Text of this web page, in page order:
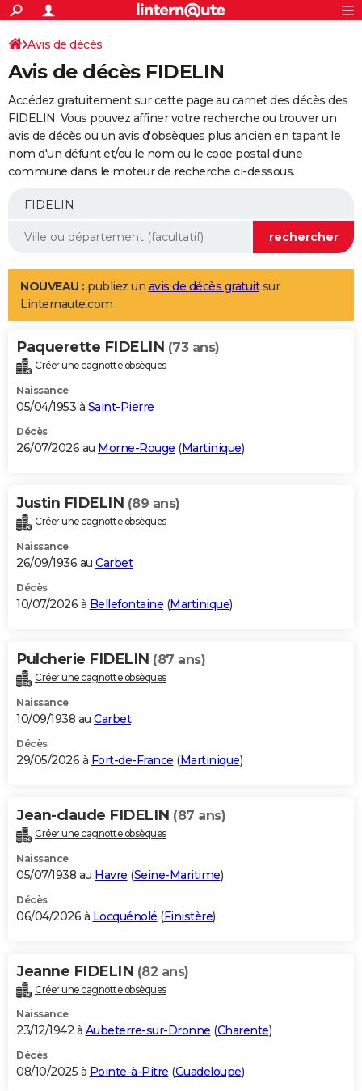
ACTUALITÉS
Politique
Société
Faits Divers
Education
Monde
Villes
+
SPORT
Coupe du monde 2026
Football
Tennis
Cyclisme
Rugby
Forum
Programme TV
TNT
Streaming
Cinéma
Sorties cinéma
Musique
+
FINANCE
Retraite
Epargne
Immobilier
Risques naturels par ville
Banque
Assurance
AUTO
Essais
Réserver un essai
Citadines
Berlines
SUV
Forum auto
+
Mobiles
Meilleur smartphone
Internet
Ordinateurs
Jeux vidéo
Guide high-tech
Aménagement intérieur
LIFESTYLE
Art de vivre
Bien-être
Loisirs
Mode
Modes de vie
Alimentation
Guide de la santé
Maladies
Médicaments
Sommeil
VOYAGE
Destinations
City break
Voyage nature
Voyage de noces
Forum
Climat
+PHOTO
GUIDES D'ACHAT
BONS PLANS
Carte de Noël
Carte Bonne année
Carte Saint-Valentin
Carte Pâques
Carte d'anniversaire
DICTIONNAIRE
Dictionnaire
Biographies
Citations
Expressions
Proverbes
PROGRAMME TV
S'inscrire
Se connecter
Lycées
Collèges
Primaires
Universités
Entreprises
Service militaire
Avis de recherche
AVIS DE DÉCÈS
Bricolage
Lifestyle
Culture
Sport
Auto
Television
Voyage
Cinema
Avis de décès
Avis de décès FIDELIN
Accédez gratuitement sur cette page au carnet des décès des
FIDELIN. Vous pouvez affiner votre recherche ou trouver un
avis de décès ou un avis d'obsèques plus ancien en tapant le
nom d'un défunt et/ou le nom ou le code postal d'une
commune dans le moteur de recherche ci-dessous.
NOUVEAU : publiez un avis de décès gratuitsur
Linternaute.com
Paquerette FIDELIN (73 ans)
Créer une cagnotte obsèques
Naissance
05/04/1953 à Saint-Pierre
Décès
26/07/2026 au Morne-Rouge (Martinique)
Justin FIDELIN (89 ans)
Créer une cagnotte obsèques
Naissance
26/09/1936 au Carbet
Décès
10/07/2026 à Bellefontaine (Martinique)
Pulcherie FIDELIN (87 ans)
Créer une cagnotte obsèques
Naissance
10/09/1938 au Carbet
Décès
29/05/2026 à Fort-de-France (Martinique)
Jean-claude FIDELIN (87 ans)
Créer une cagnotte obsèques
Naissance
05/07/1938 au Havre (Seine-Maritime)
Décès
06/04/2026 à Locquénolé (Finistère)
Jeanne FIDELIN (82 ans)
Créer une cagnotte obsèques
Naissance
23/12/1942 à Aubeterre-sur-Dronne (Charente)
Décès
08/10/2025 à Pointe-à-Pitre (Guadeloupe)